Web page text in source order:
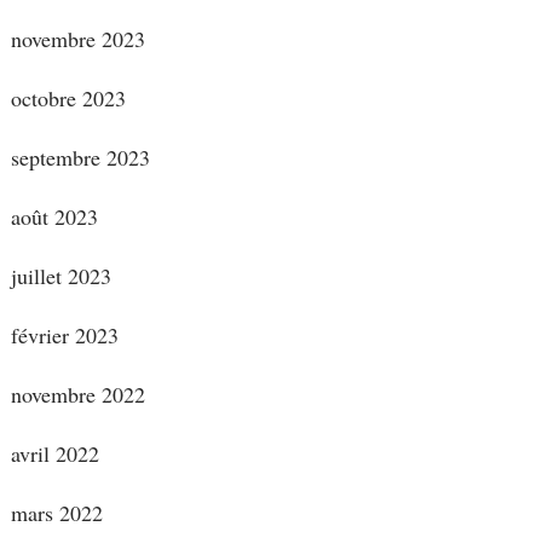
novembre 2023
octobre 2023
septembre 2023
août 2023
juillet 2023
février 2023
novembre 2022
avril 2022
mars 2022